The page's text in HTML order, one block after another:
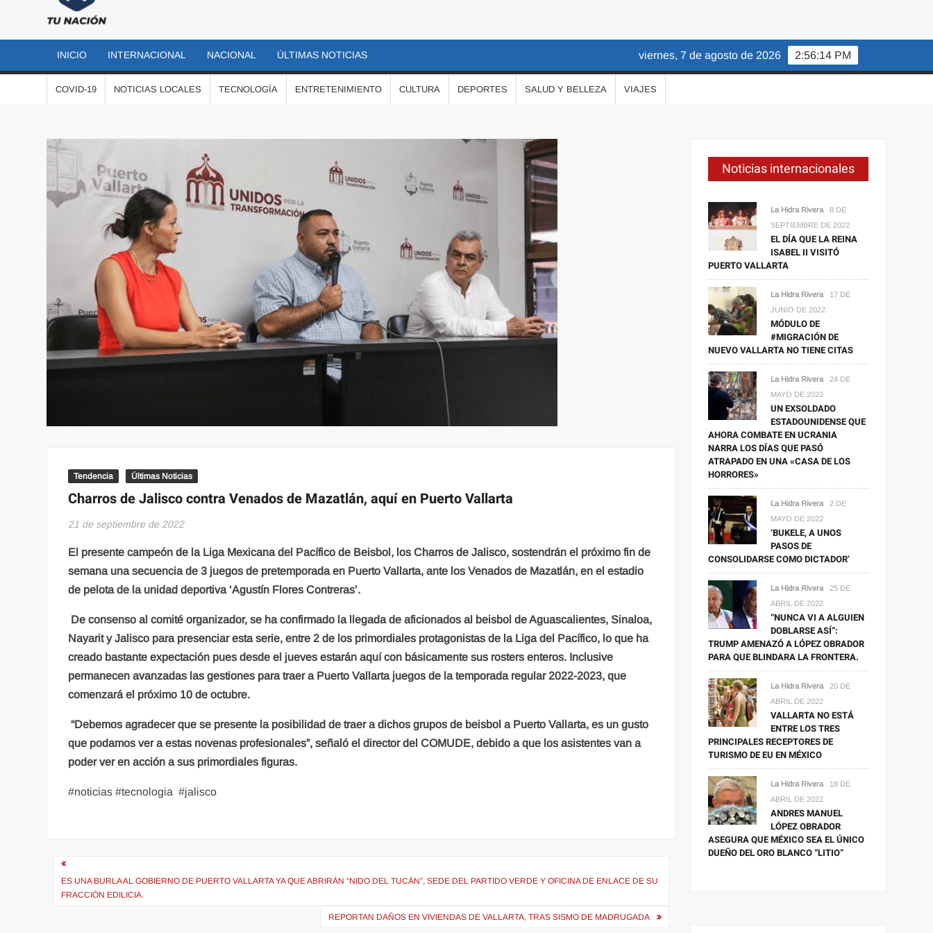
NACIÓN
más
importantes
al momento
INICIO INTERNACIONAL NACIONAL ÚLTIMAS NOTICIAS 2:56:15 PM
viernes, 7 de agosto de 2026
COVID-19 NOTICIAS LOCALES TECNOLOGÍA ENTRETENIMIENTO CULTURA DEPORTES SALUD Y BELLEZA VIAJES
Tendencia Últimas Noticias
Charros de Jalisco contra Venados de Mazatlán, aquí en Puerto Vallarta
21 de septiembre de 2022
El presente campeón de la Liga Mexicana del Pacífico de Beisbol, los Charros de Jalisco, sostendrán el próximo fin de
semana una secuencia de 3 juegos de pretemporada en Puerto Vallarta, ante los Venados de Mazatlán, en el estadio
de pelota de la unidad deportiva ‘Agustín Flores Contreras’.
De consenso al comité organizador, se ha confirmado la llegada de aficionados al beisbol de Aguascalientes, Sinaloa,
Nayarit y Jalisco para presenciar esta serie, entre 2 de los primordiales protagonistas de la Liga del Pacífico, lo que ha
creado bastante expectación pues desde el jueves estarán aquí con básicamente sus rosters enteros. Inclusive
permanecen avanzadas las gestiones para traer a Puerto Vallarta juegos de la temporada regular 2022-2023, que
comenzará el próximo 10 de octubre.
“Debemos agradecer que se presente la posibilidad de traer a dichos grupos de beisbol a Puerto Vallarta, es un gusto
que podamos ver a estas novenas profesionales”, señaló el director del COMUDE, debido a que los asistentes van a
poder ver en acción a sus primordiales figuras.
#noticias #tecnologia #jalisco
Navegación
de
ES UNA BURLA AL GOBIERNO DE PUERTO VALLARTA YA QUE ABRIRÁN “NIDO DEL TUCÁN”, SEDE DEL PARTIDO VERDE Y OFICINA DE ENLACE DE SU
FRACCIÓN EDILICIA.
REPORTAN DAÑOS EN VIVIENDAS DE VALLARTA, TRAS SISMO DE MADRUGADA
Noticias internacionales
La Hidra Rivera
8 DE
SEPTIEMBRE DE 2022
EL DÍA QUE LA REINA
ISABEL II VISITÓ
PUERTO VALLARTA
La Hidra Rivera
17 DE
JUNIO DE 2022
MÓDULO DE
#MIGRACIÓN DE
NUEVO VALLARTA NO TIENE CITAS
La Hidra Rivera
24 DE
MAYO DE 2022
UN EXSOLDADO
ESTADOUNIDENSE QUE
AHORA COMBATE EN UCRANIA
NARRA LOS DÍAS QUE PASÓ
ATRAPADO EN UNA «CASA DE LOS
HORRORES»
La Hidra Rivera
2 DE
MAYO DE 2022
‘BUKELE, A UNOS
PASOS DE
CONSOLIDARSE COMO DICTADOR’
La Hidra Rivera
25 DE
ABRIL DE 2022
“NUNCA VI A ALGUIEN
DOBLARSE ASÍ”:
TRUMP AMENAZÓ A LÓPEZ OBRADOR
PARA QUE BLINDARA LA FRONTERA.
La Hidra Rivera
20 DE
ABRIL DE 2022
VALLARTA NO ESTÁ
ENTRE LOS TRES
PRINCIPALES RECEPTORES DE
TURISMO DE EU EN MÉXICO
La Hidra Rivera
18 DE
ABRIL DE 2022
ANDRES MANUEL
LÓPEZ OBRADOR
ASEGURA QUE MÉXICO SEA EL ÚNICO
DUEÑO DEL ORO BLANCO “LITIO”